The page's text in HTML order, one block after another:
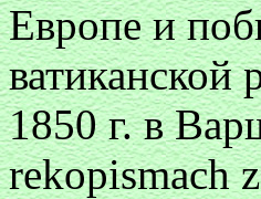
Европе и
ватиканской
1850 г. в
rekopismach